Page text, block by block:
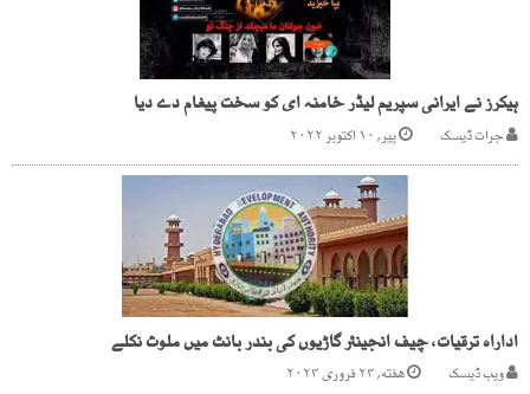
ہیکرز نے ایرانی سپریم لیڈر خامنہ ای کو سخت پیغام دے دیا
جرات ڈیسک پیر, ۱۰ اکتوبر ۲۰۲۲
اداراہ ترقیات، چیف انجینئر گاڑیوں کی بندر بانٹ میں ملوث نکلے
ویب ڈیسک هفته, ۲۴ فروری ۲۰۲۴